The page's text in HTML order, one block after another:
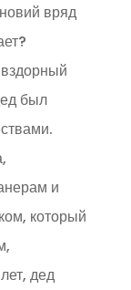
вряд
был
и
который
дед